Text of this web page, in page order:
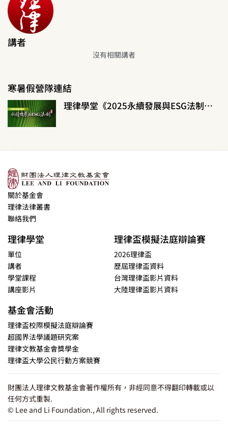
講者
沒有相關講者
寒暑假營隊連結
理律學堂《2025永續發展與ESG法制暑假營隊》
關於基金會
理律法律叢書
聯絡我們
理律學堂
單位
講者
學堂課程
講座影片
理律盃模擬法庭辯論賽
2026理律盃
歷屆理律盃資料
台灣理律盃影片資料
大陸理律盃影片資料
基金會活動
理律盃校際模擬法庭辯論賽
超國界法學議題研究案
理律文教基金會獎學金
理律盃大學公民行動方案競賽
財團法人理律文教基金會著作權所有，非經同意不得翻印轉載或以
任何方式重製.
© Lee and Li Foundation., All rights reserved.